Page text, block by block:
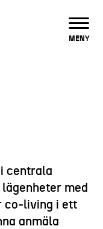
MENY
centrala
med
co-living i ett
anmäla